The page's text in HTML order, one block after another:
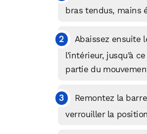
bras tendus, mains
Abaissez ensuite
l’intérieur, jusqu’à
partie du
Remontez la
verrouiller la